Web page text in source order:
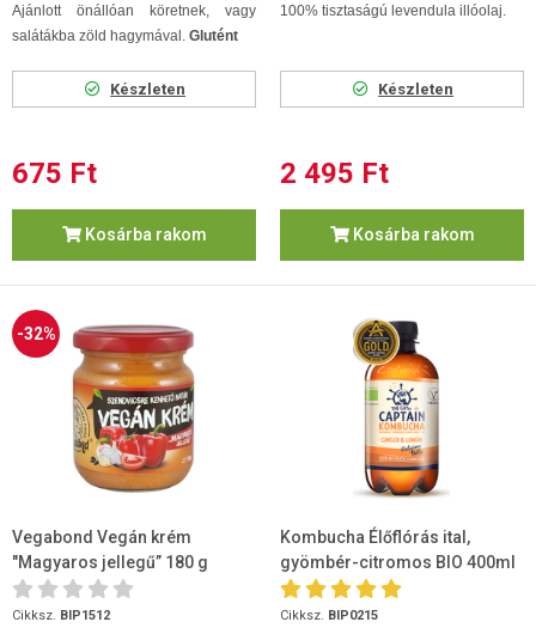
Ajánlott önállóan köretnek, vagy
salátákba zöld hagymával. Glutént
Készleten
675 Ft
Kosárba rakom
100% tisztaságú levendula illóolaj.
Készleten
2 495 Ft
Kosárba rakom
-32%
Vegabond Vegán krém
"Magyaros jellegű” 180 g
Cikksz. BIP1512
Kombucha Élőflórás ital,
gyömbér-citromos BIO 400ml
Cikksz. BIP0215